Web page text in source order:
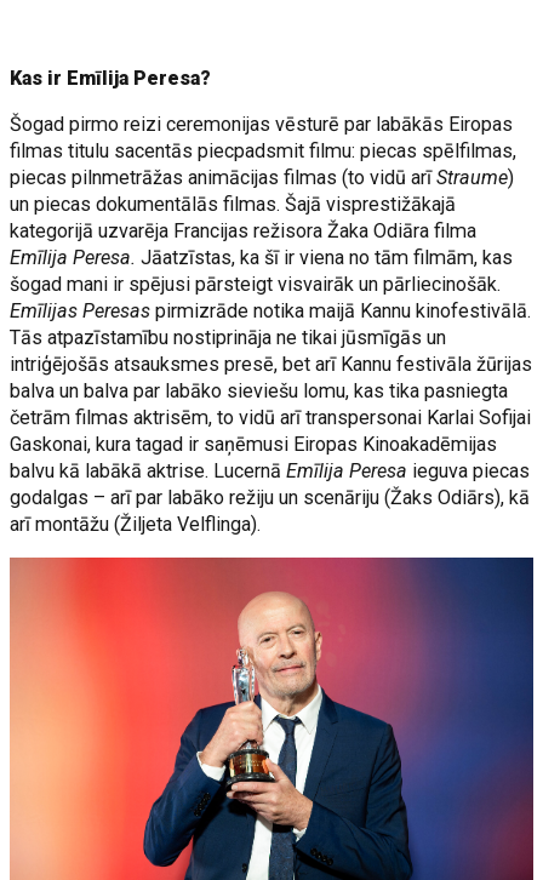
Kas ir Emīlija Peresa?
Šogad pirmo reizi ceremonijas vēsturē par labākās Eiropas
filmas titulu sacentās piecpadsmit filmu: piecas spēlfilmas,
piecas pilnmetrāžas animācijas filmas (to vidū arīStraume)
un piecas dokumentālās filmas. Šajā visprestižākajā
kategorijā uzvarēja Francijas režisora Žaka Odiāra filma
Emīlija Peresa. Jāatzīstas, ka šī ir viena no tām filmām, kas
šogad mani ir spējusi pārsteigt visvairāk un pārliecinošāk.
Emīlijas Peresas pirmizrāde notika maijā Kannu kinofestivālā.
Tās atpazīstamību nostiprināja ne tikai jūsmīgās un
intriģējošās atsauksmes presē, bet arī Kannu festivāla žūrijas
balva un balva par labāko sieviešu lomu, kas tika pasniegta
četrām filmas aktrisēm, to vidū arī transpersonai Karlai Sofijai
Gaskonai, kura tagad ir saņēmusi Eiropas Kinoakadēmijas
balvu kā labākā aktrise. LucernāEmīlija Peresa ieguva piecas
godalgas – arī par labāko režiju un scenāriju (Žaks Odiārs), kā
arī montāžu (Žiljeta Velflinga).